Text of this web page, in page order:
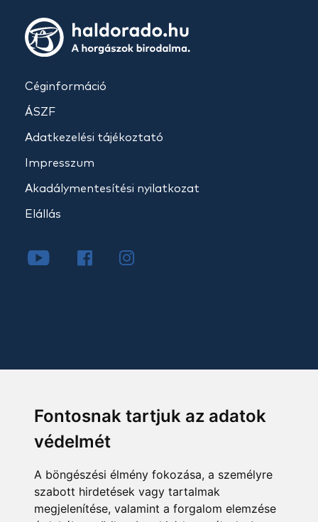
Fontosnak tartjuk az adatok
védelmét
A böngészési élmény fokozása, a személyre
szabott hirdetések vagy tartalmak
megjelenítése, valamint a forgalom elemzése
Céginformáció
ÁSZF
Adatkezelési tájékoztató
Impresszum
Akadálymentesítési nyilatkozat
Elállás